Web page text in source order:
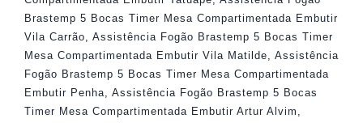
Brastemp 5 Bocas Timer Mesa Compartimentada Embutir
Vila Carrão, Assistência Fogão Brastemp 5 Bocas Timer
Mesa Compartimentada Embutir Vila Matilde, Assistência
Fogão Brastemp 5 Bocas Timer Mesa Compartimentada
Embutir Penha, Assistência Fogão Brastemp 5 Bocas
Timer Mesa Compartimentada Embutir Artur Alvim ,